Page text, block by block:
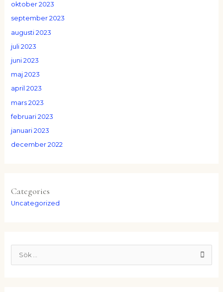
oktober 2023
september 2023
augusti 2023
juli 2023
juni 2023
maj 2023
april 2023
mars 2023
februari 2023
januari 2023
december 2022
Categories
Uncategorized